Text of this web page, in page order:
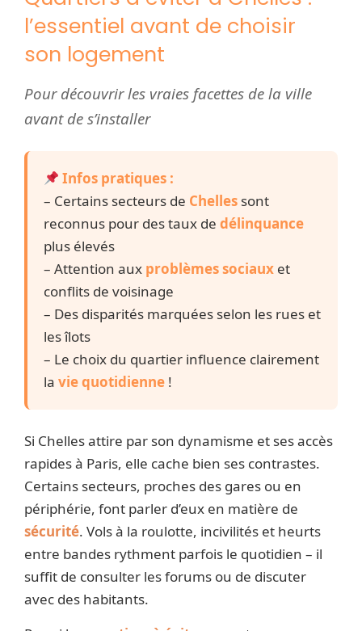
l’essentiel avant de choisir
son logement
Pour découvrir les vraies facettes de la ville
avant de s’installer
Infos pratiques :
– Certains secteurs de Chelles sont
reconnus pour des taux de délinquance
plus élevés
– Attention aux problèmes sociaux et
conflits de voisinage
– Des disparités marquées selon les rues et
les îlots
– Le choix du quartier influence clairement
la vie quotidienne !
Si Chelles attire par son dynamisme et ses accès
rapides à Paris, elle cache bien ses contrastes.
Certains secteurs, proches des gares ou en
périphérie, font parler d’eux en matière de
sécurité. Vols à la roulotte, incivilités et heurts
entre bandes rythment parfois le quotidien – il
suffit de consulter les forums ou de discuter
avec des habitants.